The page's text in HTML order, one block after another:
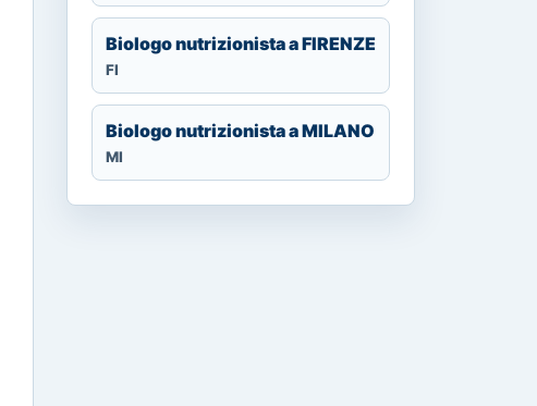
Biologo nutrizionista a FIRENZE
FI
Biologo nutrizionista a MILANO
MI